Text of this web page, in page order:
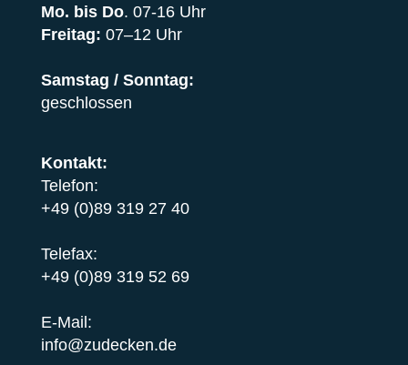
Mo. bis Do. 07-16 Uhr
Freitag: 07–12 Uhr
Samstag / Sonntag:
geschlossen
Kontakt:
Telefon:
+49 (0)89 319 27 40
Telefax:
+49 (0)89 319 52 69
E-Mail:
info@zudecken.de